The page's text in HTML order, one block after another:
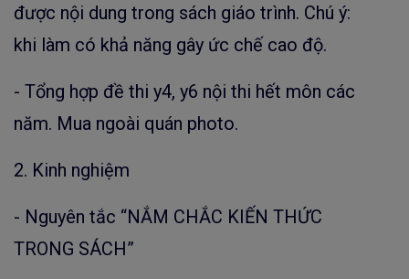
được nội dung trong sách giáo trình. Chú ý:
khi làm có khả năng gây ức chế cao độ.
- Tổng hợp đề thi y4, y6 nội thi hết môn các
năm. Mua ngoài quán photo.
2. Kinh nghiệm
- Nguyên tắc “NẮM CHẮC KIẾN THỨC
TRONG SÁCH”